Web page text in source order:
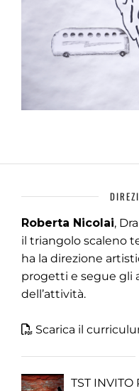
Roberta Nicolai,
il triangolo scaleno
ha la direzione
progetti e segue gli
dell’attività.
Scarica il
TST INVITO